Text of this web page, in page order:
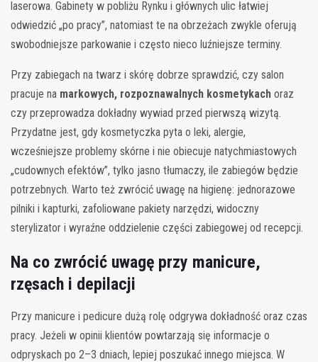
laserowa. Gabinety w pobliżu Rynku i głównych ulic łatwiej
odwiedzić „po pracy”, natomiast te na obrzeżach zwykle oferują
swobodniejsze parkowanie i często nieco luźniejsze terminy.
Przy zabiegach na twarz i skórę dobrze sprawdzić, czy salon
pracuje na markowych, rozpoznawalnych kosmetykach oraz
czy przeprowadza dokładny wywiad przed pierwszą wizytą.
Przydatne jest, gdy kosmetyczka pyta o leki, alergie,
wcześniejsze problemy skórne i nie obiecuje natychmiastowych
„cudownych efektów”, tylko jasno tłumaczy, ile zabiegów będzie
potrzebnych. Warto też zwrócić uwagę na higienę: jednorazowe
pilniki i kapturki, zafoliowane pakiety narzędzi, widoczny
sterylizator i wyraźne oddzielenie części zabiegowej od recepcji.
Na co zwrócić uwagę przy manicure,
rzęsach i depilacji
Przy manicure i pedicure dużą rolę odgrywa dokładność oraz czas
pracy. Jeżeli w opinii klientów powtarzają się informacje o
odpryskach po 2–3 dniach, lepiej poszukać innego miejsca. W